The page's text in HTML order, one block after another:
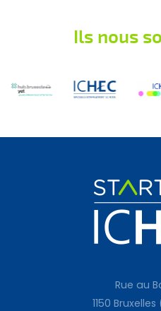
Ils nous
Rue au
1150